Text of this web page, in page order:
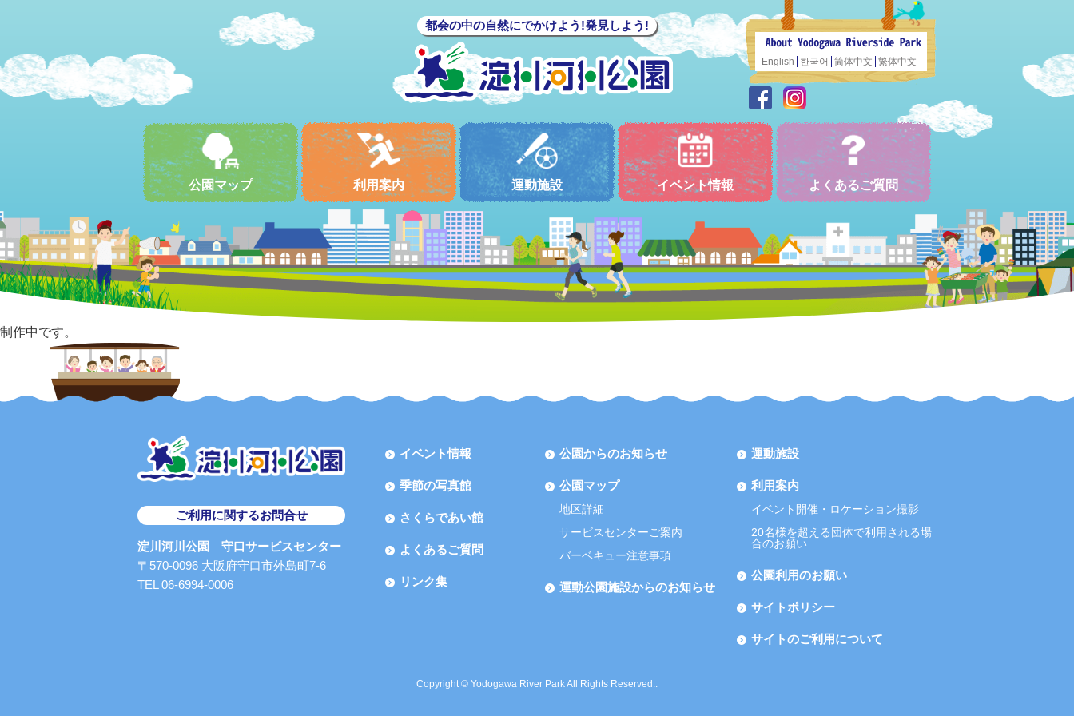
都会の中の自然にでかけよう!発見しよう!
English 한국어 简体中文 繁体中文
公園マップ 利用案内 運動施設 イベント情報 よくあるご質問
制作中です。
ご利用に関するお問合せ
淀川河川公園 守口サービスセンター
〒570-0096 大阪府守口市外島町7-6
TEL 06-6994-0006
イベント情報
季節の写真館
さくらであい館
よくあるご質問
リンク集
公園からのお知らせ
公園マップ
地区詳細
サービスセンターご案内
バーベキュー注意事項
運動公園施設からのお知らせ
運動施設
利用案内
イベント開催・ロケーション撮影
20名様を超える団体で利用される場
合のお願い
公園利用のお願い
サイトポリシー
サイトのご利用について
Copyright © Yodogawa River Park All Rights Reserved..